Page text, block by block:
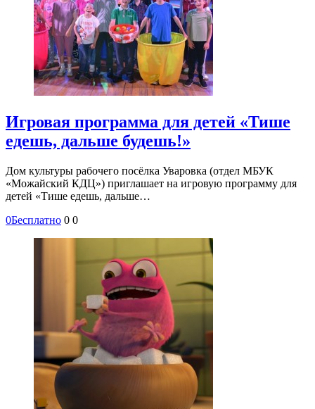
Игровая программа для детей «Тише
едешь, дальше будешь!»
Дом культуры рабочего посёлка Уваровка (отдел МБУК
«Можайский КДЦ») приглашает на игровую программу для
детей «Тише едешь, дальше…
0Бесплатно 0 0